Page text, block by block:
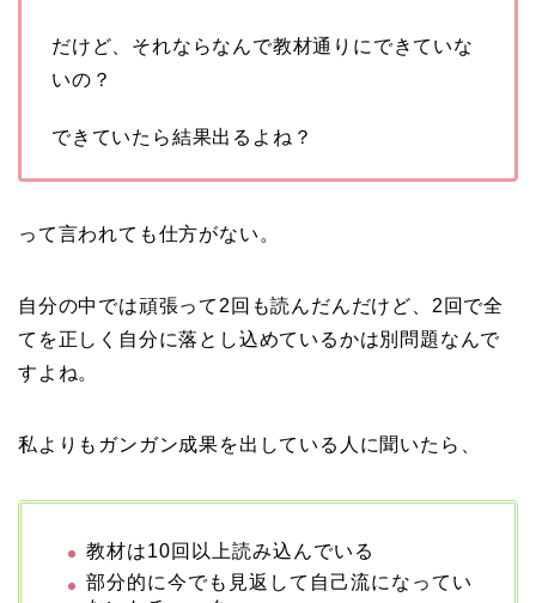
だけど、それならなんで教材通りにできていな
いの？
できていたら結果出るよね？
って言われても仕方がない。
自分の中では頑張って2回も読んだんだけど、2回で全
てを正しく自分に落とし込めているかは別問題なんで
すよね。
私よりもガンガン成果を出している人に聞いたら、
教材は10回以上読み込んでいる
部分的に今でも見返して自己流になってい